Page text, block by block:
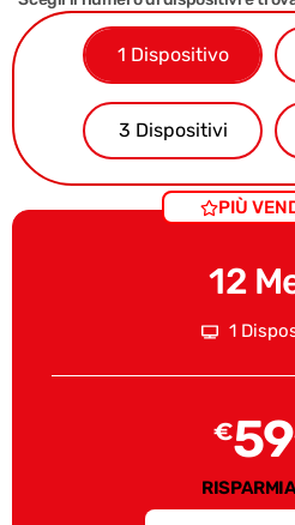
1 Dispositivo
3 Dispositivi
PIÙ
12
1
€59